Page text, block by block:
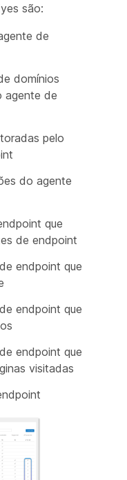
são:
de
domínios
agente de
pelo
do agente
que
de endpoint
endpoint que
endpoint que
endpoint que
visitadas